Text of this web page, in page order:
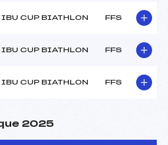
IBU CUP BIATHLON FFS
IBU CUP BIATHLON FFS
IBU CUP BIATHLON FFS
2025